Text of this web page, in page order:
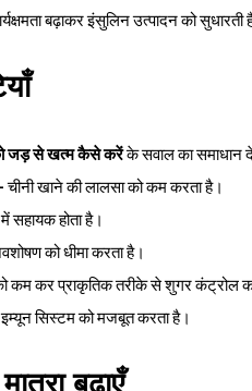
बढ़ाकर इंसुलिन उत्पादन को सुधारती
जड़ से खत्म कैसे करेंके सवाल का समाधान
चीनी खाने की लालसा को कम करता है।
सहायक होता है।
को धीमा करता है।
कम कर प्राकृतिक तरीके से शुगर कंट्रोल
सिस्टम को मजबूत करता है।